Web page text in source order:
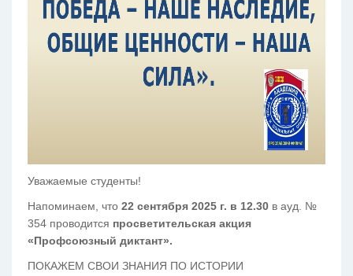
Уважаемые студенты!
Напоминаем, что 22 сентября 2025 г. в 12.30 в ауд. №
354 проводится просветительская акция
«Профсоюзный диктант».
ПОКАЖЕМ СВОИ ЗНАНИЯ ПО ИСТОРИИ